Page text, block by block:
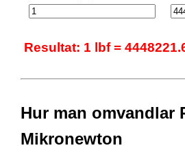
Resultat: 1 lbf =
Hur man omvandlar
Mikronewton